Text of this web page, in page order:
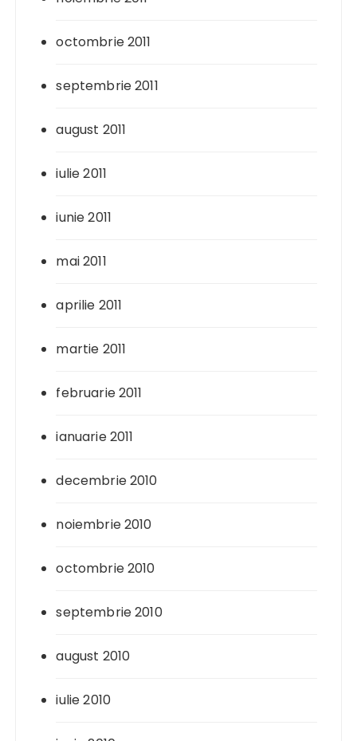
octombrie 2011
septembrie 2011
august 2011
iulie 2011
iunie 2011
mai 2011
aprilie 2011
martie 2011
februarie 2011
ianuarie 2011
decembrie 2010
noiembrie 2010
octombrie 2010
septembrie 2010
august 2010
iulie 2010